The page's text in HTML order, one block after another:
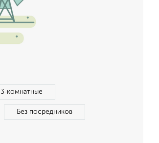
3‑комнатные
Без посредников